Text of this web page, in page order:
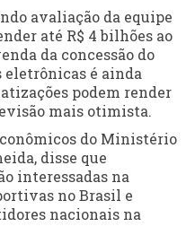
avaliação da equipe
até R$ 4 bilhões ao
da concessão do
eletrônicas é ainda
podem render
mais otimista.
do Ministério
disse que
interessadas na
no Brasil e
nacionais na